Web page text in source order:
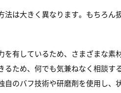
法は大きく異なります。もちろ
を有しているため、さまざまな
るため、何でも気兼ねなく相談
自のバフ技術や研磨剤を使用し、